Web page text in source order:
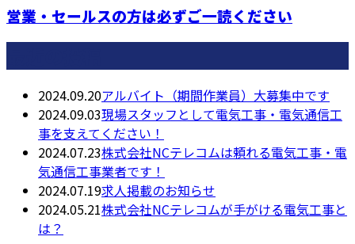
営業・セールスの方は必ずご一読ください
2024.09.20アルバイト（期間作業員）大募集中です
2024.09.03現場スタッフとして電気工事・電気通信工
事を支えてください！
2024.07.23株式会社NCテレコムは頼れる電気工事・電
気通信工事業者です！
2024.07.19求人掲載のお知らせ
2024.05.21株式会社NCテレコムが手がける電気工事と
は？